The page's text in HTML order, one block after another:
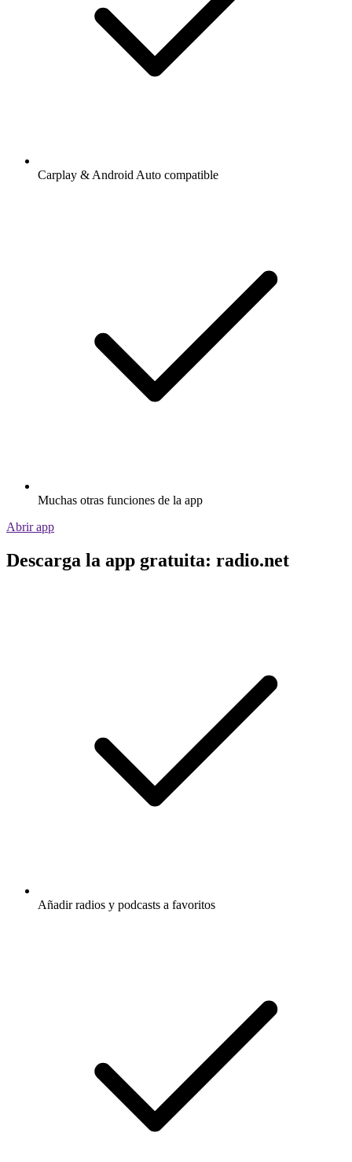
Carplay & Android Auto compatible
Muchas otras funciones de la app
Abrir app
Descarga la app gratuita: radio.net
Añadir radios y podcasts a favoritos